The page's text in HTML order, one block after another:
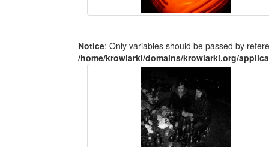
Notice: Only variables should be passed by
/home/krowiarki/domains/krowiarki.org/